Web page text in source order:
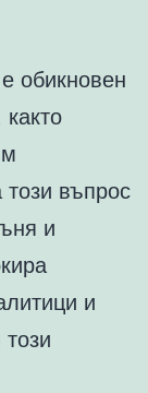
обикновен
въпрос
и
и